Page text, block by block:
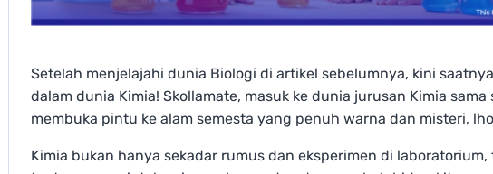
Setelah menjelajahi dunia Biologi di artikel sebelumnya, kini
dalam dunia Kimia! Skollamate, masuk ke dunia jurusan Kimia sama
membuka pintu ke alam semesta yang penuh warna dan misteri,
Kimia bukan hanya sekadar rumus dan eksperimen di laboratorium,